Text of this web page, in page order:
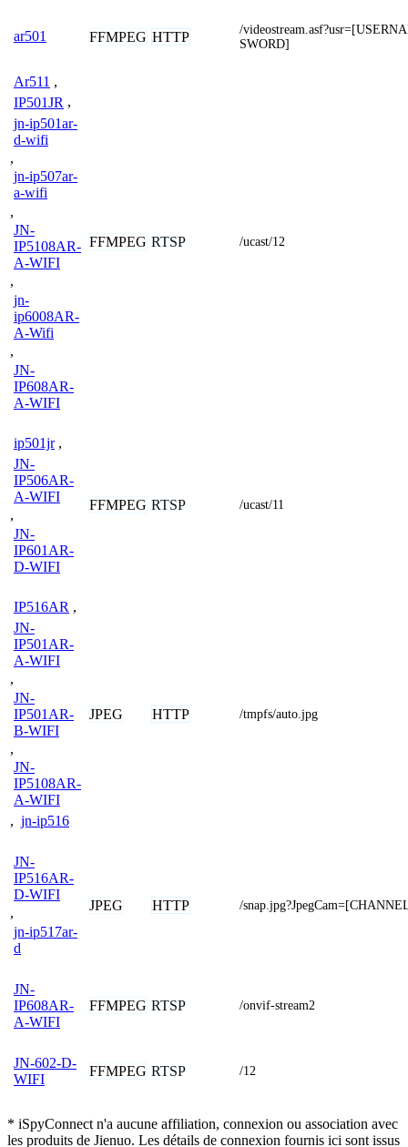
ar501 FFMPEG HTTP
/
SWORD]
Ar511 ,
IP501JR ,
jn-ip501ar-
d-wifi
,
jn-ip507ar-
a-wifi
,
JN-
IP5108AR-
A-WIFI
,
jn-
ip6008AR-
A-Wifi
,
JN-
IP608AR-
A-WIFI
FFMPEG RTSP /ucast/12
ip501jr ,
JN-
IP506AR-
A-WIFI
,
JN-
IP601AR-
D-WIFI
FFMPEG RTSP /ucast/11
IP516AR ,
JN-
IP501AR-
A-WIFI
,
JN-
IP501AR-
B-WIFI
,
JN-
IP5108AR-
A-WIFI
, jn-ip516
JPEG HTTP /tmpfs/auto.jpg
JN-
IP516AR-
D-WIFI
,
jn-ip517ar-
d
JPEG HTTP /
JN-
IP608AR-
A-WIFI
FFMPEG RTSP /onvif-stream2
JN-602-D-
WIFI
FFMPEG RTSP /12
* iSpyConnect n'a aucune affiliation, connexion ou association avec
les produits de Jienuo. Les détails de connexion fournis ici sont issus